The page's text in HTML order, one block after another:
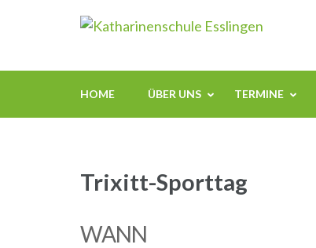
(Enter
HOME ÜBER UNS TERMINE
Trixitt-Sporttag
WANN